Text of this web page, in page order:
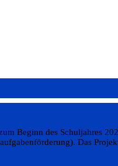
Beginn des Schuljahres
Das